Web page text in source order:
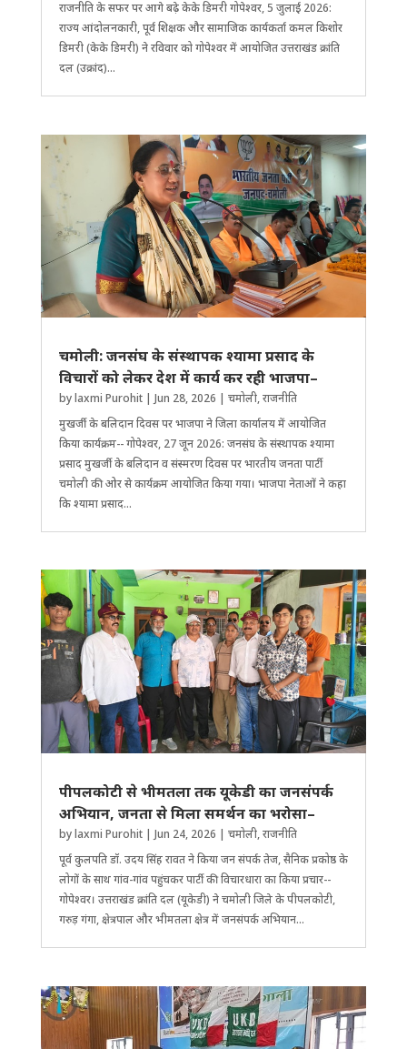
राजनीति के सफर पर आगे बढ़े केके ​डिमरी गोपेश्वर, 5 जुलाई 2026:
राज्य आंदोलनकारी, पूर्व शिक्षक और सामाजिक कार्यकर्ता कमल किशोर
डिमरी (केके डिमरी) ने रविवार को गोपेश्वर में आयोजित उत्तराखंड क्रांति
दल (उक्रांद)...
चमोली: जनसंघ के संस्थापक श्यामा प्रसाद के
विचारों को लेकर देश में कार्य कर रही भाजपा–
bylaxmi Purohit| Jun 28, 2026 | चमोली,राजनीति
मुखर्जी के बलिदान दिवस पर भाजपा ने जिला कार्यालय में आयोजित
किया कार्यक्रम-- गोपेश्वर, 27 जून 2026: जनसंघ के संस्थापक श्यामा
प्रसाद मुखर्जी के बलिदान व संस्मरण दिवस पर भारतीय जनता पार्टी
चमोली की ओर से कार्यक्रम आयोजित किया गया। भाजपा नेताओं ने कहा
कि श्यामा प्रसाद...
पीपलकोटी से भीमतला तक यूकेडी का जनसंपर्क
अभियान, जनता से मिला समर्थन का भरोसा–
bylaxmi Purohit| Jun 24, 2026 | चमोली,राजनीति
पूर्व कुलपति डॉ. उदय सिंह रावत ने किया जन संपर्क तेज, सैनिक प्रकोष्ठ के
लोगों के साथ गांव-गांव पहुंचकर पार्टी की विचारधारा का किया प्रचार--
गोपेश्वर। उत्तराखंड क्रांति दल (यूकेडी) ने चमोली जिले के पीपलकोटी,
गरुड़ गंगा, क्षेत्रपाल और भीमतला क्षेत्र में जनसंपर्क अभियान...